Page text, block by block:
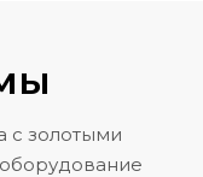
с золотыми